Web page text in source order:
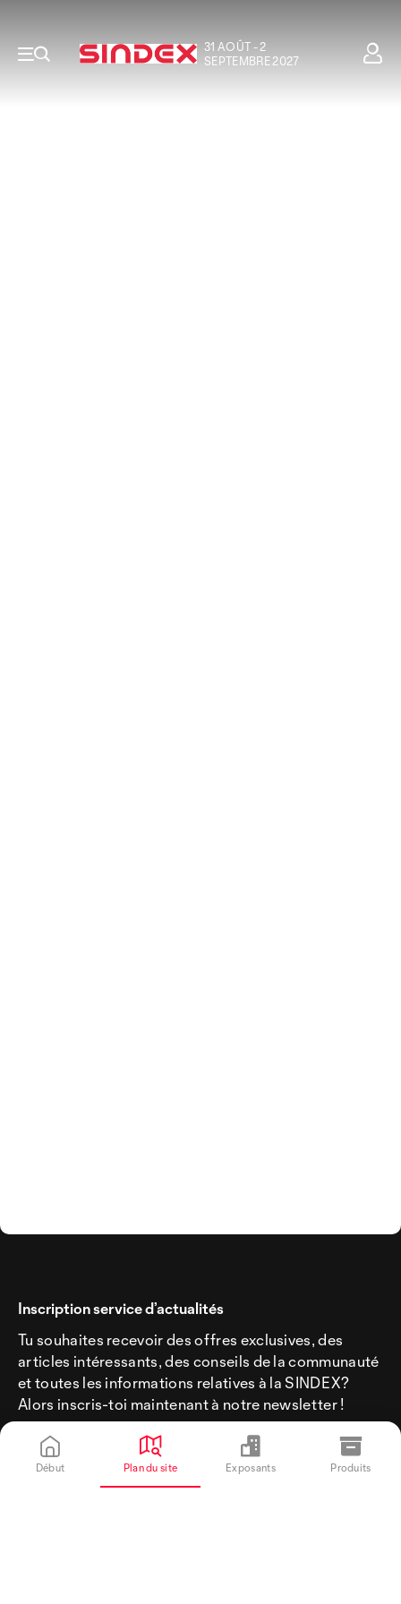
31 AOÛT - 2
SEPTEMBRE 2027
Inscription service d’actualités
Tu souhaites recevoir des offres exclusives, des
articles intéressants, des conseils de la communauté
et toutes les informations relatives à la SINDEX?
Alors inscris-toi maintenant à notre newsletter !
Début Plan du site Exposants Produits